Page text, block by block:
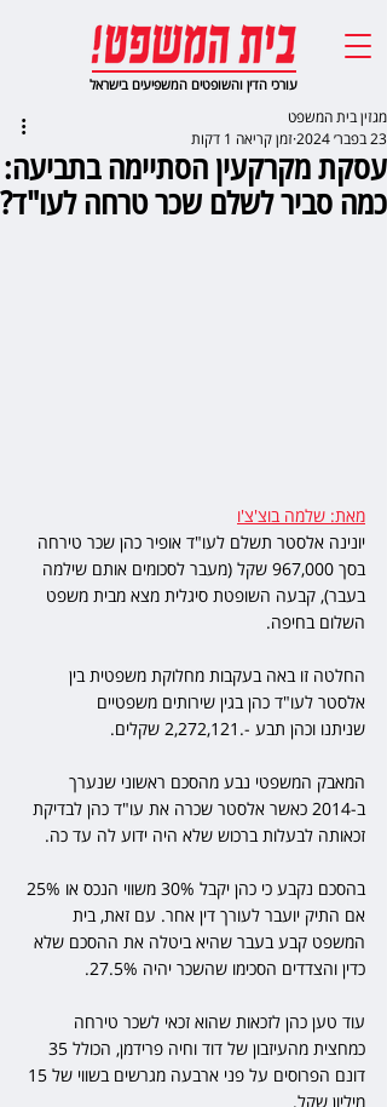
עורכי הדין והשופטים המשפיעים בישראל
עסקת מקרקעין הסתיימה בתביעה:
כמה סביר לשלם שכר טרחה לעו"ד?
מגזין בית המשפט
23 בפבר׳ 2024
זמן קריאה 1 דקות
מאת: שלמה בוצ'צ'ו
יונינה אלסטר תשלם לעו"ד אופיר כהן שכר טירחה
בסך 967,000 שקל (מעבר לסכומים אותם שילמה
בעבר), קבעה השופטת סיגלית מצא מבית משפט
השלום בחיפה.
החלטה זו באה בעקבות מחלוקת משפטית בין
אלסטר לעו"ד כהן בגין שירותים משפטיים
שניתנו וכהן תבע -.2,272,121 שקלים.
המאבק המשפטי נבע מהסכם ראשוני שנערך
ב-2014 כאשר אלסטר שכרה את עו"ד כהן לבדיקת
זכאותה לבעלות ברכוש שלא היה ידוע לה עד כה.
אם התיק יועבר לעורך דין אחר. עם זאת, בית
המשפט קבע בעבר שהיא ביטלה את ההסכם שלא
כדין והצדדים הסכימו שהשכר יהיה 27.5%.
עוד טען כהן לזכאות שהוא זכאי לשכר טירחה
מיליון שקל.